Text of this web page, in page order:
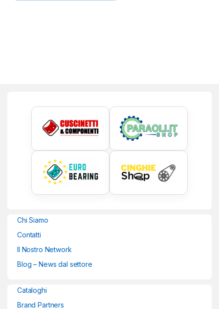
Chi Siamo
Contatti
Il Nostro Network
Blog – News dal settore
Cataloghi
Brand Partners